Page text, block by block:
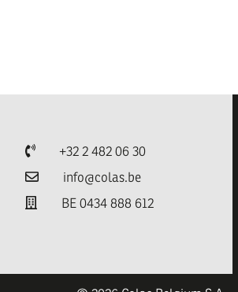
Telefoon
+32 2 482 06 30
E-mailinfo@colas.be
BE 0434 888 612